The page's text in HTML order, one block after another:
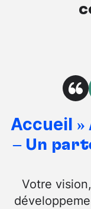
Accueil »
– Un
Votre